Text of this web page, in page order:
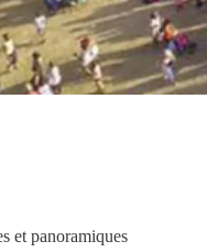
et panoramiques